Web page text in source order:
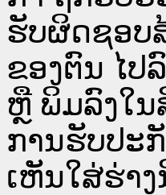
ຮັບຜິດຊອບ
ຂອງຕົນ ໄປ
ຫຼື ພິມລົງໃນ
ການຮັບປະ
ເຫັນໃສ່ຮ່າ